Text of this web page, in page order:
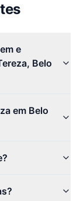
e
Belo
em Belo